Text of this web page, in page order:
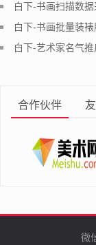
珍稀资料文件
白下-书画扫描数
扫描服务...
白下-书画批量装
白下-艺术家名气
合作伙伴
微